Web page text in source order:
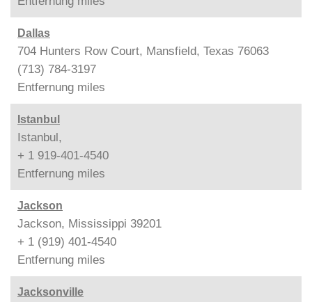
Dallas
704 Hunters Row Court, Mansfield, Texas 76063
(713) 784-3197
Entfernung miles
Istanbul
Istanbul,
+ 1 919-401-4540
Entfernung miles
Jackson
Jackson, Mississippi 39201
+ 1 (919) 401-4540
Entfernung miles
Jacksonville